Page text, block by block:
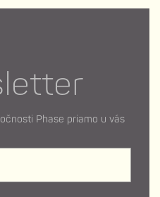
Phase priamo u vás